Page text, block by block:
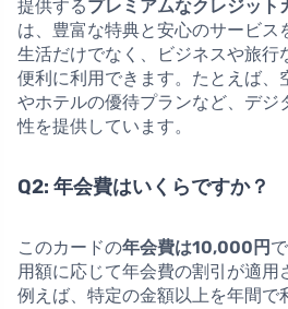
提供するプレミアムなクレジット
は、豊富な特典と安心のサービス
生活だけでなく、ビジネスや旅行
便利に利用できます。たとえば、
やホテルの優待プランなど、デジ
性を提供しています。
Q2: 年会費はいくらですか？
このカードの年会費は10,000円
用額に応じて年会費の割引が適用
例えば、特定の金額以上を年間で